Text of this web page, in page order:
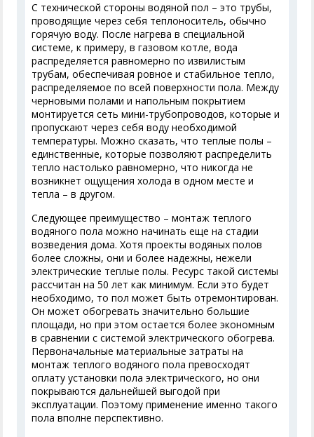
С технической стороны водяной пол – это трубы,
проводящие через себя теплоноситель, обычно
горячую воду. После нагрева в специальной
системе, к примеру, в газовом котле, вода
распределяется равномерно по извилистым
трубам, обеспечивая ровное и стабильное тепло,
распределяемое по всей поверхности пола. Между
черновыми полами и напольным покрытием
монтируется сеть мини-трубопроводов, которые и
пропускают через себя воду необходимой
температуры. Можно сказать, что теплые полы –
единственные, которые позволяют распределить
тепло настолько равномерно, что никогда не
возникнет ощущения холода в одном месте и
тепла – в другом.
Следующее преимущество – монтаж теплого
водяного пола можно начинать еще на стадии
возведения дома. Хотя проекты водяных полов
более сложны, они и более надежны, нежели
электрические теплые полы. Ресурс такой системы
рассчитан на 50 лет как минимум. Если это будет
необходимо, то пол может быть отремонтирован.
Он может обогревать значительно большие
площади, но при этом остается более экономным
в сравнении с системой электрического обогрева.
Первоначальные материальные затраты на
монтаж теплого водяного пола превосходят
оплату установки пола электрического, но они
покрываются дальнейшей выгодой при
эксплуатации. Поэтому применение именно такого
пола вполне перспективно.